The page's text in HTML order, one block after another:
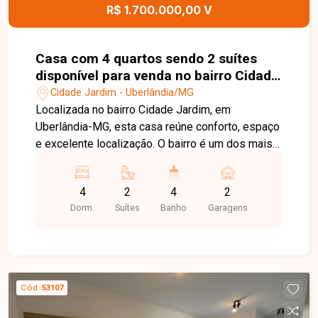
R$ 1.700.000,00 V
Casa com 4 quartos sendo 2 suítes
disponível para venda no bairro Cidade
Jardim em Uberlândia-MG
Cidade Jardim - Uberlândia/MG
Localizada no bairro Cidade Jardim, em
Uberlândia-MG, esta casa reúne conforto, espaço
e excelente localização. O bairro é um dos mais
completa, fácil acesso às principais vias, ampla
variedade de comércios, serviços, escolas e
opções de lazer, proporcionando praticidade e
quartos, sendo 2 suítes, banheiro social, banheiro
externo, cozinha espaçosa, lavanderia, além de
jardim de inverno, escritório, varanda gourmet
4
Dorm.
2
Suítes
4
Banho
2
Garagens
Cód. 53107